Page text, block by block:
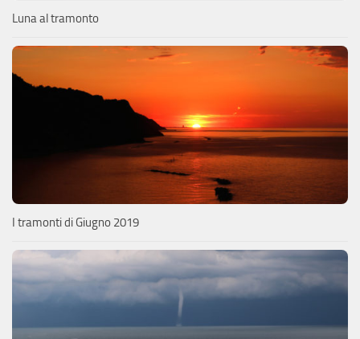
Luna al tramonto
I tramonti di Giugno 2019